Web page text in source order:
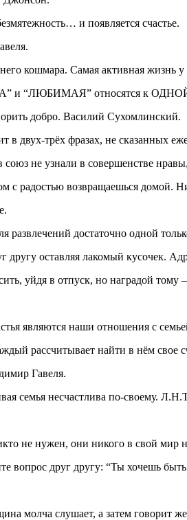
и появляется счастье.
кошмара. Самая активная жизнь
и “ЛЮБИМАЯ” относятся к
добро. Василий Сухомлинский.
в двух-трёх фразах, не сказанных
не узнали в совершенстве
с радостью возвращаешься домой.
развлечений достаточно одной
другу оставляя лакомый кусочек.
уйдя в отпуск, но наградой тому –
являются наши отношения с
рассчитывает найти в нём свое
Гавеля.
семья несчастлива по-своему.
не нужен, они никого в свой мир
вопрос друг другу: “Ты хочешь
молча слушает, а затем